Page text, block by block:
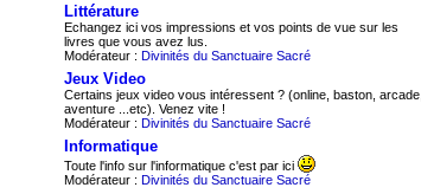
Littérature
Echangez ici vos impressions et vos points de vue sur les
livres que vous avez lus.
Modérateur : Divinités du Sanctuaire Sacré
Jeux Video
Certains jeux video vous intéressent ? (online, baston, arcade,
aventure ...etc). Venez vite !
Modérateur : Divinités du Sanctuaire Sacré
Informatique
Toute l'info sur l'informatique c'est par ici
Modérateur : Divinités du Sanctuaire Sacré